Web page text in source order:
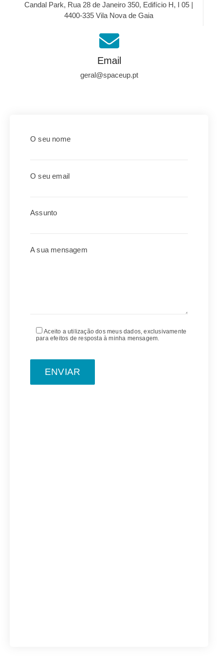
Candal Park, Rua 28 de Janeiro 350, Edifício H, I 05 |
4400-335 Vila Nova de Gaia
Email
geral@spaceup.pt
O seu nome
O seu email
Assunto
A sua mensagem
Aceito a utilização dos meus dados, exclusivamente
para efeitos de resposta à minha mensagem.